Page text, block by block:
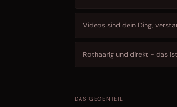
Videos sind dein Ding,
Rothaarig und direkt - das
DAS GEGENTEIL